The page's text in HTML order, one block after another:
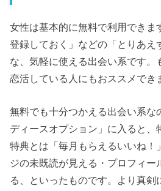
女性は基本的に無料で利用できま
登録しておく」などの「とりあえ
な、気軽に使える出会い系です。
恋活している人にもおススメでき
無料でも十分つかえる出会い系な
ディースオプション」に入ると、
特典とは「毎月もらえるいいね！
ジの未既読が見える・プロフィー
る、といったものです。より真剣